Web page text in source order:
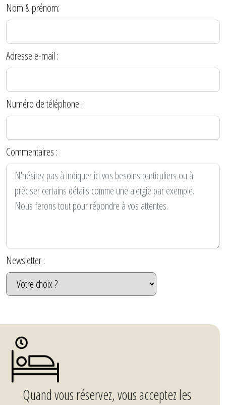
Nom & prénom:
Adresse e-mail :
Numéro de téléphone :
Commentaires :
Newsletter :
Quand vous réservez, vous acceptez les